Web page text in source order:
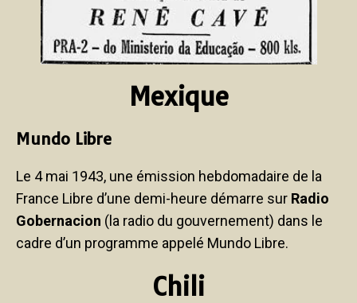
Mexique
Mundo Libre
Le 4 mai 1943, une émission hebdomadaire de la
France Libre d’une demi-heure démarre sur Radio
Gobernacion (la radio du gouvernement) dans le
cadre d’un programme appelé Mundo Libre.
Chili